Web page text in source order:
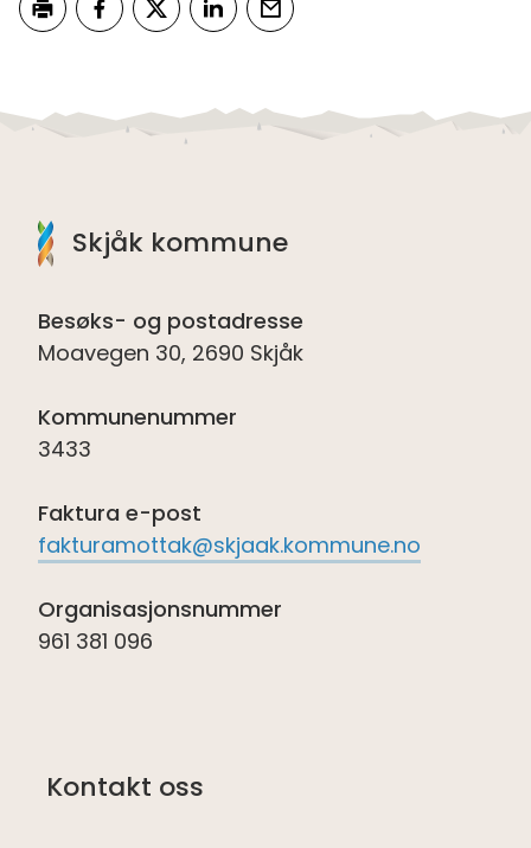
Skjåk kommune
Besøks- og postadresse
Moavegen 30, 2690 Skjåk
Kommunenummer
3433
Faktura e-post
fakturamottak@skjaak.kommune.no
Organisasjonsnummer
961 381 096
Kontakt oss